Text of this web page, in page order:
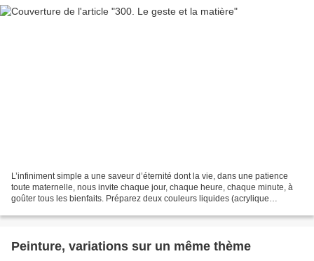
L’infiniment simple a une saveur d’éternité dont la vie, dans une patience
toute maternelle, nous invite chaque jour, chaque heure, chaque minute, à
goûter tous les bienfaits. Préparez deux couleurs liquides (acrylique
Peinture, variations sur un même thème